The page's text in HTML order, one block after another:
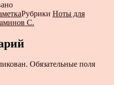
Рубрики Ноты для
С.
Обязательные поля